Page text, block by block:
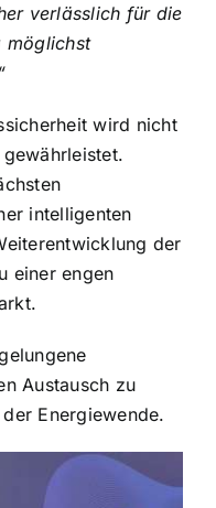
verlässlich für die
möglichst
wird nicht
intelligenten
der
einer engen
Austausch zu
Energiewende.